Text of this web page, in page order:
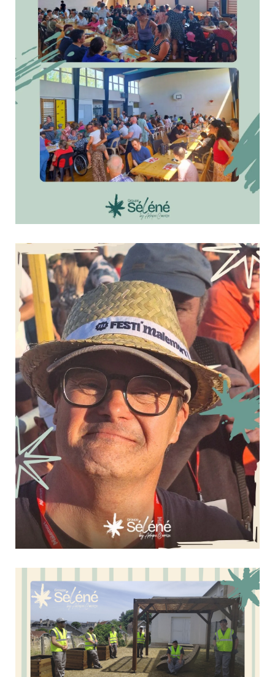
Un après-midi loto placé sous le signe du partage !
15 juillet 2026 Culture & Loisirs
La semaine dernière, le PHV (Foyer de Vie pour Personnes
Handicapées Vieillissantes) et le FAM (Foyer d'Accueil
Médicalisé) ont organisé un après-midi loto réunissant les
personnes accompagnées, leurs familles et les professionnels de
l'Offre Habitat. Au-delà du jeu,...
13 juillet 2026 Culture & Loisirs
Le samedi 4 juillet, les personnes accompagnées de l'EANM de
Tulle ont participé à Festi' Malemort pour profiter d'une soirée
placée sous le signe de la musique et du partage.Au
programme : les concerts de Kassav', Magic System et
Christophe Maé, dans une ambiance...